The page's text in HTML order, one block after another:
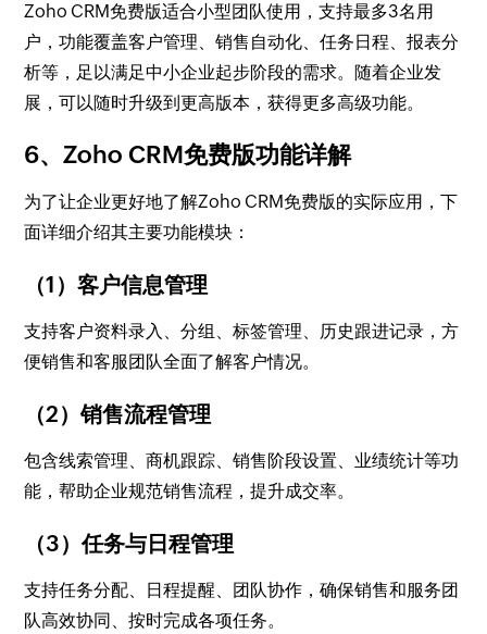
Zoho CRM免费版适合小型团队使用，支持最多3名用
户，功能覆盖客户管理、销售自动化、任务日程、报表分
析等，足以满足中小企业起步阶段的需求。随着企业发
展，可以随时升级到更高版本，获得更多高级功能。
6、Zoho CRM免费版功能详解
为了让企业更好地了解Zoho CRM免费版的实际应用，下
面详细介绍其主要功能模块：
（1）客户信息管理
支持客户资料录入、分组、标签管理、历史跟进记录，方
便销售和客服团队全面了解客户情况。
（2）销售流程管理
包含线索管理、商机跟踪、销售阶段设置、业绩统计等功
能，帮助企业规范销售流程，提升成交率。
（3）任务与日程管理
支持任务分配、日程提醒、团队协作，确保销售和服务团
队高效协同、按时完成各项任务。